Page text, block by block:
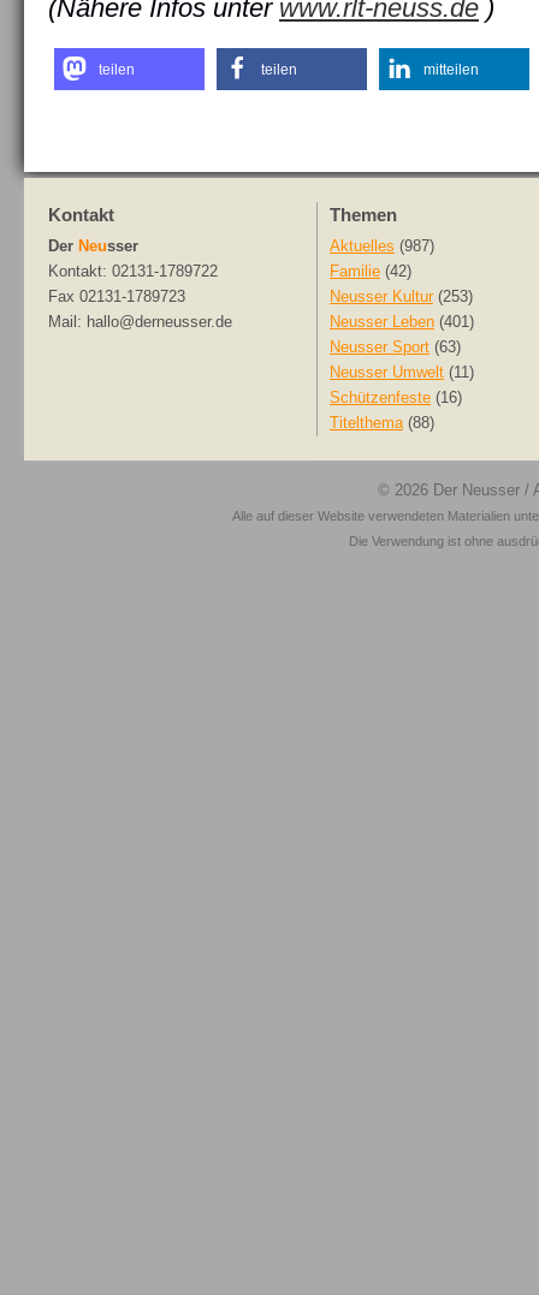
(Nähere Infos unter www.rlt-neuss.de )
teilen teilen mitteilen
Kontakt
Der Neusser
Kontakt: 02131-1789722
Fax 02131-1789723
Mail: hallo@derneusser.de
Themen
Aktuelles (987)
Familie (42)
Neusser Kultur (253)
Neusser Leben (401)
Neusser Sport (63)
Neusser Umwelt (11)
Schützenfeste (16)
Titelthema(88)
© 2026 Der Neusser /
Alle auf dieser Website verwendeten Materialien
Die Verwendung ist ohne